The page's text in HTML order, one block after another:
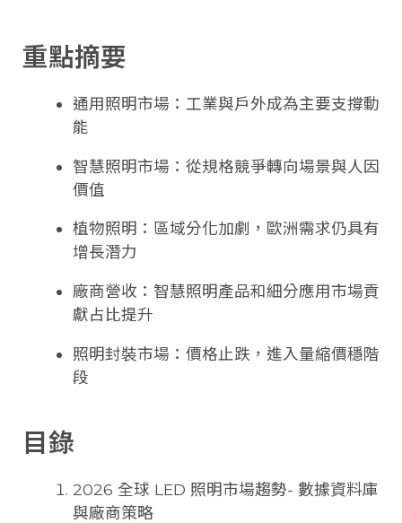
重點摘要
通用照明市場：工業與戶外成為主要支撐動
能
智慧照明市場：從規格競爭轉向場景與人因
價值
植物照明：區域分化加劇，歐洲需求仍具有
增長潛力
廠商營收：智慧照明產品和細分應用市場貢
獻占比提升
照明封裝市場：價格止跌，進入量縮價穩階
段
目錄
2026 全球 LED 照明市場趨勢- 數據資料庫
與廠商策略